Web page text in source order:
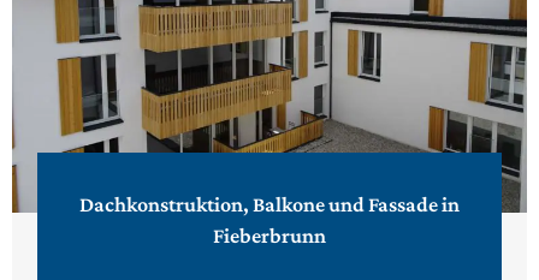
Dachkonstruktion, Balkone und Fassade in
Fieberbrunn